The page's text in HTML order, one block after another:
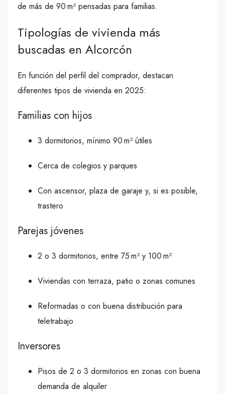
de más de 90 m² pensadas para familias.
Tipologías de vivienda más
buscadas en Alcorcón
En función del perfil del comprador, destacan
diferentes tipos de vivienda en 2025:
Familias con hijos
3 dormitorios, mínimo 90 m² útiles
Cerca de colegios y parques
Con ascensor, plaza de garaje y, si es posible,
trastero
Parejas jóvenes
2 o 3 dormitorios, entre 75 m² y 100 m²
Viviendas con terraza, patio o zonas comunes
Reformadas o con buena distribución para
teletrabajo
Inversores
Pisos de 2 o 3 dormitorios en zonas con buena
demanda de alquiler